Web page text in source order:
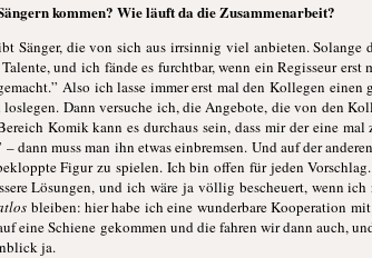
kommen? Wie läuft da die Zusammenarbeit?
Sänger, die von sich aus irrsinnig viel anbieten.
und ich fände es furchtbar, wenn ein Regisseur
Also ich lasse immer erst mal den Kollegen einen
loslegen. Dann versuche ich, die Angebote, die von den
Komik kann es durchaus sein, dass mir der eine mal
dann muss man ihn etwas einbremsen. Und auf der
Figur zu spielen. Ich bin offen für jeden
Lösungen, und ich wäre ja völlig bescheuert, wenn
bleiben: hier habe ich eine wunderbare Kooperation
eine Schiene gekommen und die fahren wir dann auch,
ja.